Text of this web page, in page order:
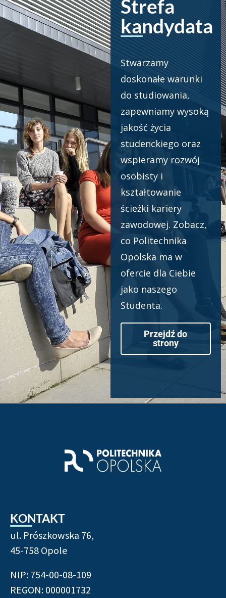
Strefa
kandydata
Stwarzamy
doskonałe warunki
do studiowania,
zapewniamy wysoką
jakość życia
studenckiego oraz
wspieramy rozwój
osobisty i
kształtowanie
ścieżki kariery
zawodowej. Zobacz,
co Politechnika
Opolska ma w
ofercie dla Ciebie
jako naszego
Studenta.
Przejdź do
strony
KONTAKT
ul. Prószkowska 76,
45-758 Opole
NIP: 754-00-08-109
REGON: 000001732